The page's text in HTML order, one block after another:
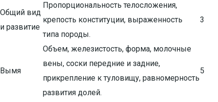
Общий вид
и развитие
Пропорциональность телосложения,
крепость конституции, выраженность
типа породы.
3
Вымя
Объем, железистость, форма, молочные
вены, соски передние и задние,
прикрепление к туловищу, равномерность
развития долей.
5